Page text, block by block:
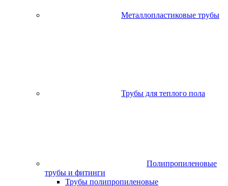
Металлопластиковые трубы
Трубы для теплого пола
Полипропиленовые
трубы и фитинги
Трубы полипропиленовые